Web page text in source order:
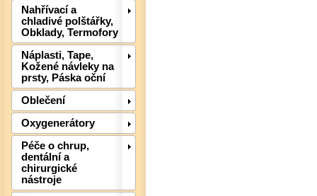
Nahřívací a
chladivé polštářky,
Obklady, Termofory
Náplasti, Tape,
Kožené návleky na
prsty, Páska oční
Oblečení
Oxygenerátory
Péče o chrup,
dentální a
chirurgické
nástroje